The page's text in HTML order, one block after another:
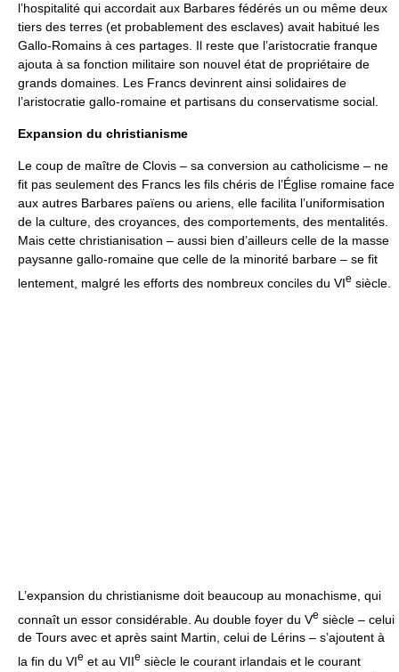
l’hospitalité qui accordait aux Barbares fédérés un ou même deux
tiers des terres (et probablement des esclaves) avait habitué les
Gallo-Romains à ces partages. Il reste que l’aristocratie franque
ajouta à sa fonction militaire son nouvel état de propriétaire de
grands domaines. Les Francs devinrent ainsi solidaires de
l’aristocratie gallo-romaine et partisans du conservatisme social.
Expansion du christianisme
Le coup de maître de Clovis – sa conversion au catholicisme – ne
fit pas seulement des Francs les fils chéris de l’Église romaine face
aux autres Barbares païens ou ariens, elle facilita l’uniformisation
de la culture, des croyances, des comportements, des mentalités.
Mais cette christianisation – aussi bien d’ailleurs celle de la masse
paysanne gallo-romaine que celle de la minorité barbare – se fit
lentement, malgré les efforts des nombreux conciles du VIe siècle.
L’expansion du christianisme doit beaucoup au monachisme, qui
connaît un essor considérable. Au double foyer du Ve siècle – celui
de Tours avec et après saint Martin, celui de Lérins – s’ajoutent à
la fin du VIe et au VIIe siècle le courant irlandais et le courant